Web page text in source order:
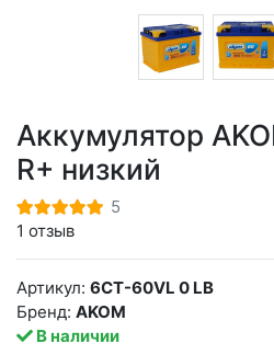
Аккумулятор
R+ низкий
5
1 отзыв
В наличии
Бренд: AKOM
Артикул: 6CT-60VL 0 LB